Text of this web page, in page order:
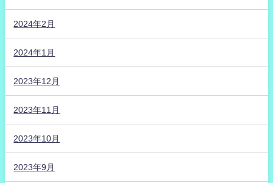
2024年2月
2024年1月
2023年12月
2023年11月
2023年10月
2023年9月